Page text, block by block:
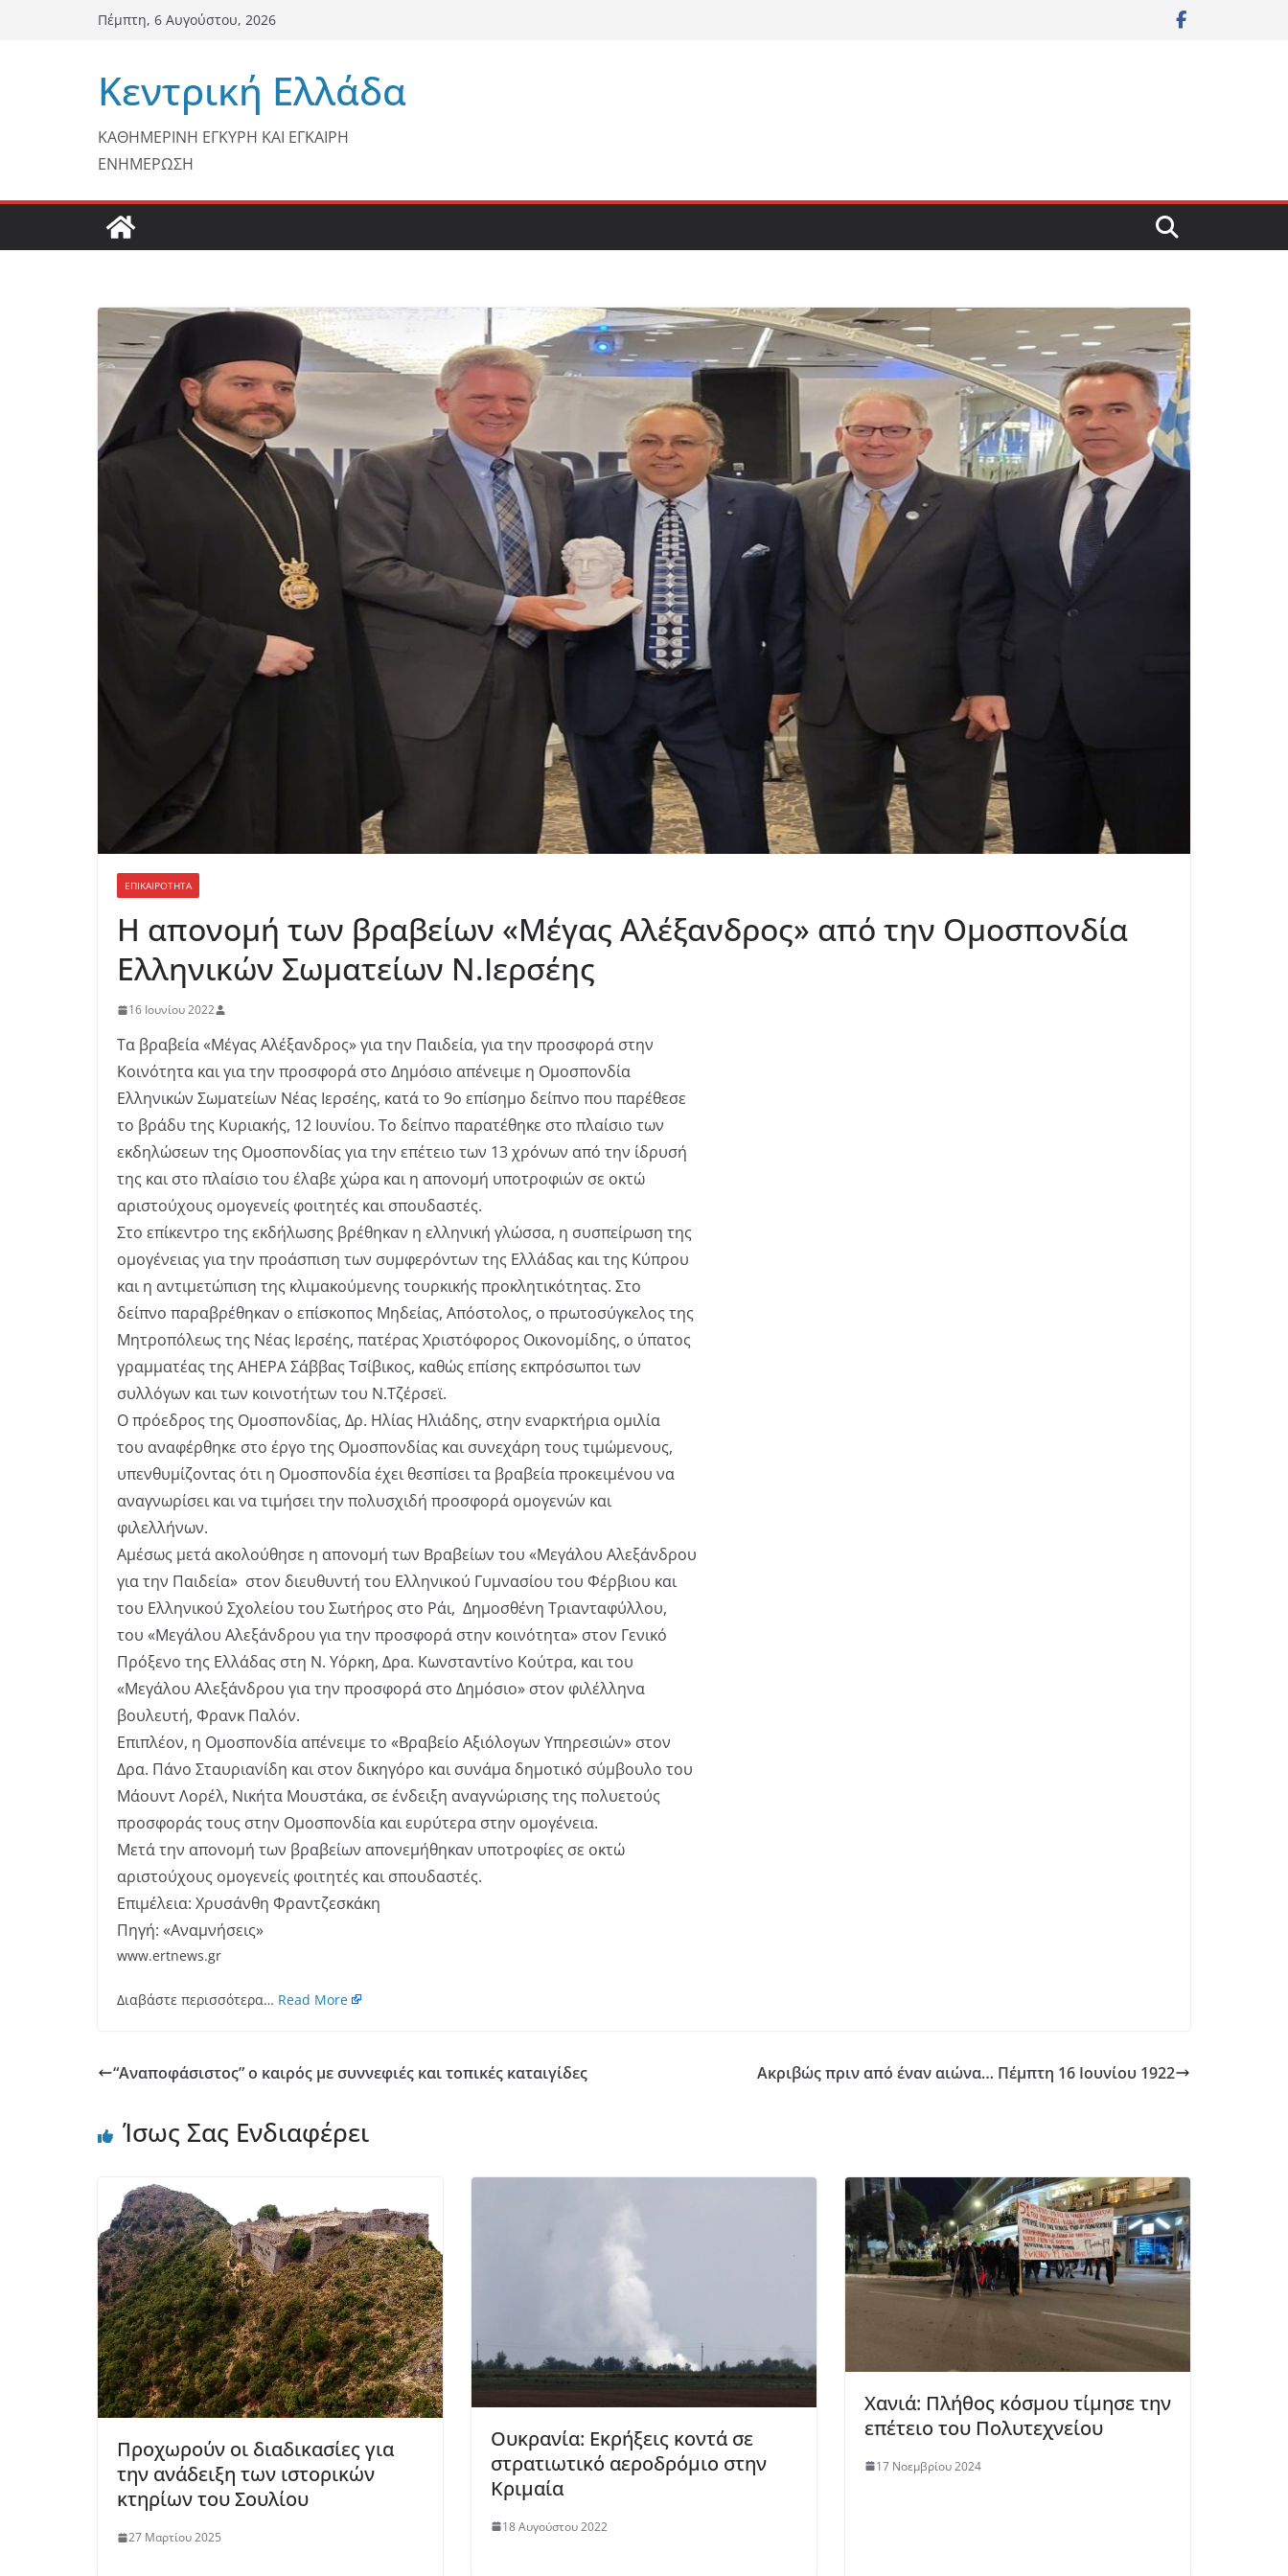
Πέμπτη, 6 Αυγούστου, 2026
Κεντρική Ελλάδα
ΚΑΘΗΜΕΡΙΝΗ ΕΓΚΥΡΗ ΚΑΙ ΕΓΚΑΙΡΗ
ΕΝΗΜΕΡΩΣΗ
ΕΠΙΚΑΙΡΟΤΗΤΑ
Η απονομή των βραβείων «Μέγας Αλέξανδρος» από την Ομοσπονδία
Ελληνικών Σωματείων Ν.Ιερσέης
16 Ιουνίου 2022
Τα βραβεία «Μέγας Αλέξανδρος» για την Παιδεία, για την προσφορά στην
Κοινότητα και για την προσφορά στο Δημόσιο απένειμε η Ομοσπονδία
Ελληνικών Σωματείων Νέας Ιερσέης, κατά το 9ο επίσημο δείπνο που παρέθεσε
το βράδυ της Κυριακής, 12 Ιουνίου. Το δείπνο παρατέθηκε στο πλαίσιο των
εκδηλώσεων της Ομοσπονδίας για την επέτειο των 13 χρόνων από την ίδρυσή
της και στο πλαίσιο του έλαβε χώρα και η απονομή υποτροφιών σε οκτώ
αριστούχους ομογενείς φοιτητές και σπουδαστές.
Στο επίκεντρο της εκδήλωσης βρέθηκαν η ελληνική γλώσσα, η συσπείρωση της
ομογένειας για την προάσπιση των συμφερόντων της Ελλάδας και της Κύπρου
και η αντιμετώπιση της κλιμακούμενης τουρκικής προκλητικότητας. Στο
δείπνο παραβρέθηκαν ο επίσκοπος Μηδείας, Απόστολος, ο πρωτοσύγκελος της
Μητροπόλεως της Νέας Ιερσέης, πατέρας Χριστόφορος Οικονομίδης, ο ύπατος
γραμματέας της AHEPA Σάββας Τσίβικος, καθώς επίσης εκπρόσωποι των
συλλόγων και των κοινοτήτων του Ν.Τζέρσεϊ.
Ο πρόεδρος της Ομοσπονδίας, Δρ. Ηλίας Ηλιάδης, στην εναρκτήρια ομιλία
του αναφέρθηκε στο έργο της Ομοσπονδίας και συνεχάρη τους τιμώμενους,
υπενθυμίζοντας ότι η Ομοσπονδία έχει θεσπίσει τα βραβεία προκειμένου να
αναγνωρίσει και να τιμήσει την πολυσχιδή προσφορά ομογενών και
φιλελλήνων.
Αμέσως μετά ακολούθησε η απονομή των Βραβείων του «Μεγάλου Αλεξάνδρου
για την Παιδεία» στον διευθυντή του Ελληνικού Γυμνασίου του Φέρβιου και
του Ελληνικού Σχολείου του Σωτήρος στο Ράι, Δημοσθένη Τριανταφύλλου,
του «Μεγάλου Αλεξάνδρου για την προσφορά στην κοινότητα» στον Γενικό
Πρόξενο της Ελλάδας στη Ν. Υόρκη, Δρα. Κωνσταντίνο Κούτρα, και του
«Μεγάλου Αλεξάνδρου για την προσφορά στο Δημόσιο» στον φιλέλληνα
βουλευτή, Φρανκ Παλόν.
Επιπλέον, η Ομοσπονδία απένειμε το «Βραβείο Αξιόλογων Υπηρεσιών» στον
Δρα. Πάνο Σταυριανίδη και στον δικηγόρο και συνάμα δημοτικό σύμβουλο του
Μάουντ Λορέλ, Νικήτα Μουστάκα, σε ένδειξη αναγνώρισης της πολυετούς
προσφοράς τους στην Ομοσπονδία και ευρύτερα στην ομογένεια.
Μετά την απονομή των βραβείων απονεμήθηκαν υποτροφίες σε οκτώ
αριστούχους ομογενείς φοιτητές και σπουδαστές.
Επιμέλεια: Χρυσάνθη Φραντζεσκάκη
Πηγή: «Αναμνήσεις»
www.ertnews.gr
Διαβάστε περισσότερα… Read More
“Αναποφάσιστος” ο καιρός με συννεφιές και τοπικές καταιγίδες Ακριβώς πριν από έναν αιώνα… Πέμπτη 16 Ιουνίου 1922
Ίσως Σας Ενδιαφέρει
Προχωρούν οι διαδικασίες για
την ανάδειξη των ιστορικών
κτηρίων του Σουλίου
27 Μαρτίου 2025
Ουκρανία: Εκρήξεις κοντά σε
στρατιωτικό αεροδρόμιο στην
Κριμαία
18 Αυγούστου 2022
Χανιά: Πλήθος κόσμου τίμησε την
επέτειο του Πολυτεχνείου
17 Νοεμβρίου 2024